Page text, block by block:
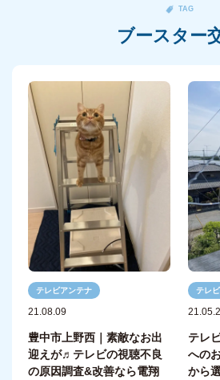
TAG
ブースター
テレビアンテナ
21.08.09
豊中市上野西｜素敵なお出
迎えが♬テレビの視聴不良
の原因調査&改善なら電翔
テレ
テレ
への
から